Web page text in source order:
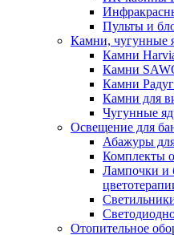
Пульты и
Камни, чугунные
Камни
Камни
Камни
Камни для
Чугунные
Освещение для
Абажуры
Комплекты
Лампочки и
Отопительное